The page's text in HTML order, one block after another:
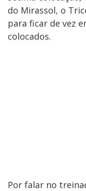
do Mirassol, o
para ficar de vez
colocados.
Por falar no